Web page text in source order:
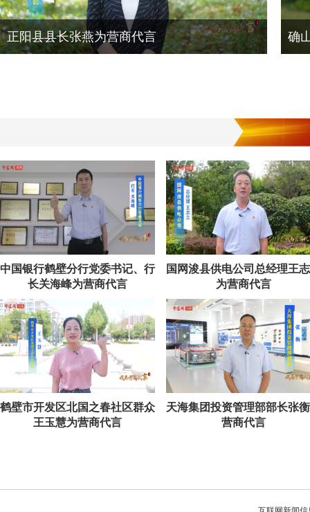
正阳县县长张燕为营商代言 确
中国银行鹤壁分行党委书记、行
长关海峰为营商代言
国网浚县供电公司总经理王
为营商代言
鹤壁市开发区北国之春社区群众
王玉慧为营商代言
天海集团投资管理部部长张
营商代言